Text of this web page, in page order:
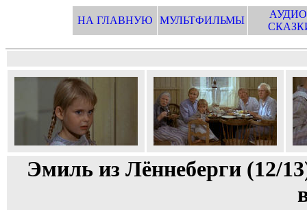
НА ГЛАВНУЮ МУЛЬТФИЛЬМЫ
Эмиль из Лённеберги (12/